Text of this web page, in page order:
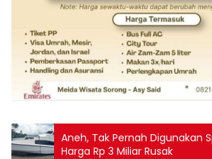
Aneh, Tak Pernah Digunakan
Harga Rp 3 Miliar Rusak